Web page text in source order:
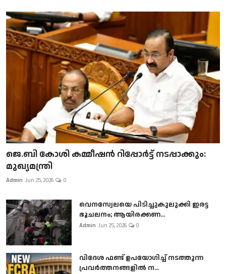
ജെ.ബി കോശി കമ്മീഷൻ റിപ്പോർട്ട് നടപ്പാക്കും:
മുഖ്യമന്ത്രി
Admin Jun 25, 2026 0
വെനസ്വേലയെ പിടിച്ചുകുലുക്കി ഇരട്ട
ഭൂചലനം; ആയിരക്കണ...
Admin Jun 25, 2026 0
വിദേശ ഫണ്ട് ഉപയോഗിച്ച് നടത്തുന്ന
പ്രവർത്തനങ്ങളിൽ ന...